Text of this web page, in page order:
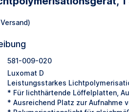
581-009-020
Luxomat D
Leistungsstarkes
* Für lichthärtende Löffelplatten,
* Ausreichend Platz zur Aufnahme